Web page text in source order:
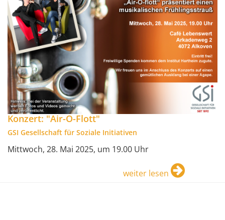
Konzert: "Air-O-Flott"
GSI Gesellschaft für Soziale Initiativen
Mittwoch, 28. Mai 2025, um 19.00 Uhr
weiter lesen